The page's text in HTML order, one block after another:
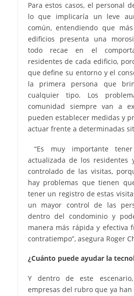
Para estos casos, el personal
lo que implicaría un leve
común, entendiendo que
edificios presenta una
todo recae en el
residentes de cada edificio,
que define su entorno y el
la primera persona que
cualquier tipo. Los
comunidad siempre van a
pueden establecer medidas y
actuar frente a determinadas
“Es muy importante
actualizada de los residentes
controlado de las visitas,
hay problemas que tienen
tener un registro de estas
un mayor control de las
dentro del condominio y
manera más rápida y efectiva
contratiempo”, asegura Roger
¿Cuánto puede ayudar la
Y dentro de este
empresas del rubro que ya